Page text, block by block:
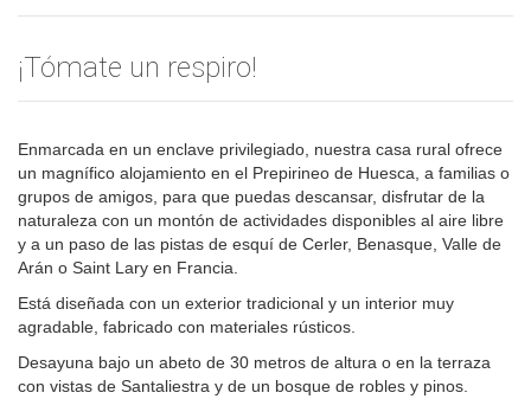
¡Tómate un respiro!
Enmarcada en un enclave privilegiado, nuestra casa rural ofrece
un magnífico alojamiento en el Prepirineo de Huesca, a familias o
grupos de amigos, para que puedas descansar, disfrutar de la
naturaleza con un montón de actividades disponibles al aire libre
y a un paso de las pistas de esquí de Cerler, Benasque, Valle de
Arán o Saint Lary en Francia.
Está diseñada con un exterior tradicional y un interior muy
agradable, fabricado con materiales rústicos.
Desayuna bajo un abeto de 30 metros de altura o en la terraza
con vistas de Santaliestra y de un bosque de robles y pinos.